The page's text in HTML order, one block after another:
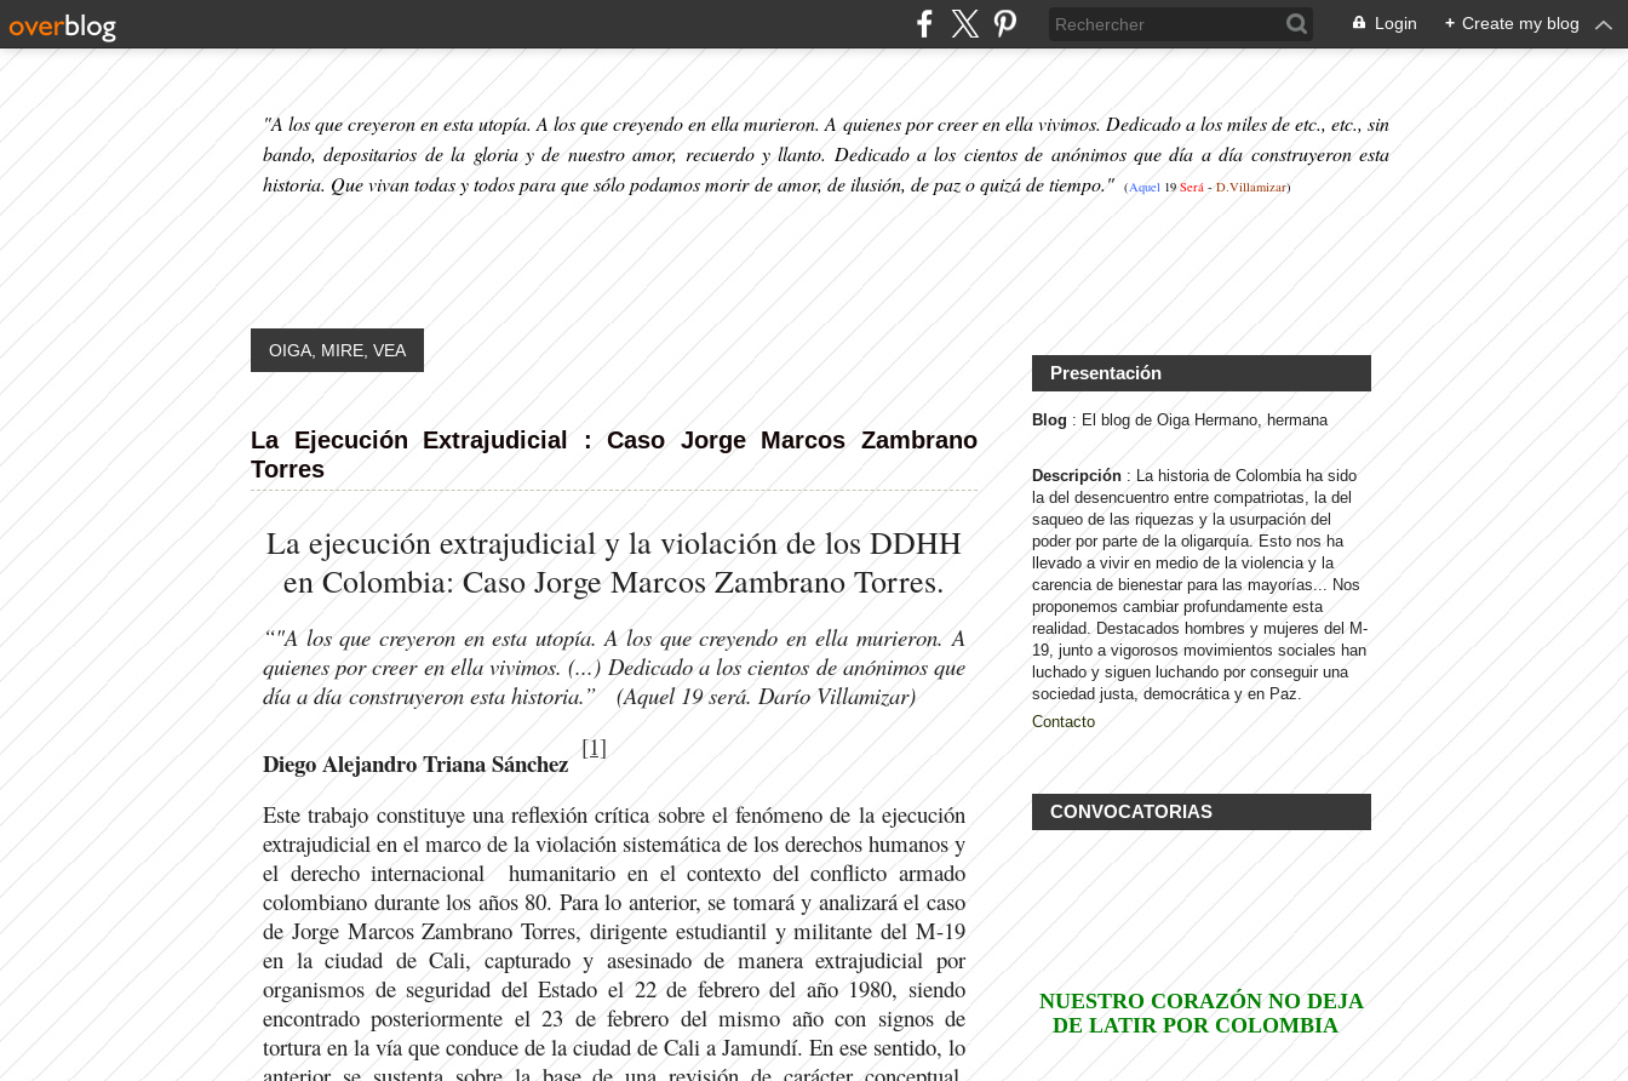
Login + Create my blog
"A los que creyeron en esta utopía. A los que creyendo en ella murieron. A quienes por creer en ella vivimos. Dedicado a los miles de etc., etc., sin
bando, depositarios de la gloria y de nuestro amor, recuerdo y llanto. Dedicado a los cientos de anónimos que día a día construyeron esta
historia. Que vivan todas y todos para que sólo podamos morir de amor, de ilusión, de paz o quizá de tiempo." (Aquel 19 Será - D.Villamizar)
OIGA, MIRE, VEA
La Ejecución Extrajudicial : Caso Jorge Marcos Zambrano
Torres
La ejecución extrajudicial y la violación de los DDHH
en Colombia: Caso Jorge Marcos Zambrano Torres.
“"A los que creyeron en esta utopía. A los que creyendo en ellamurieron. A
quienes por creer en ella vivimos. (...) Dedicado a los cientos de anónimos que
día a día construyeron esta historia.” (Aquel 19 será. Darío Villamizar)
Diego Alejandro Triana Sánchez
[1]
Este trabajo constituye una reflexión crítica sobre el fenómeno de la ejecución
extrajudicial en el marco de la violación sistemática de los derechos humanos y
el derecho internacional humanitario en el contexto del conflicto armado
colombiano durante los años 80. Para lo anterior, se tomará y analizará el caso
de Jorge Marcos Zambrano Torres, dirigente estudiantil y militante del M-19
en la ciudad de Cali, capturado y asesinado de manera extrajudicial por
organismos de seguridad del Estado el 22 de febrero del año 1980, siendo
encontrado posteriormente el 23 de febrero del mismo año con signos de
tortura en la vía que conduce de la ciudad de Cali a Jamundí. En ese sentido, lo
Presentación
Blog : El blog de Oiga Hermano, hermana
Descripción : La historia de Colombia ha sido
la del desencuentro entre compatriotas, la del
saqueo de las riquezas y la usurpación del
poder por parte de la oligarquía. Esto nos ha
llevado a vivir en medio de la violencia y la
carencia de bienestar para las mayorías... Nos
proponemos cambiar profundamente esta
realidad. Destacados hombres y mujeres del M-
19, junto a vigorosos movimientos sociales han
luchado y siguen luchando por conseguir una
sociedad justa, democrática y en Paz.
Contacto
CONVOCATORIAS
NUESTRO CORAZÓN NO DEJA
DE LATIR POR COLOMBIA